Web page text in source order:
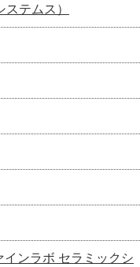
テムス）
ンラボ セラミックシ